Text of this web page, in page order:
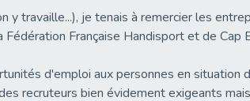
y travaille...), je tenais à remercier les
Française Handisport et de Cap
d'emploi aux personnes en situation
recruteurs bien évidement exigeants